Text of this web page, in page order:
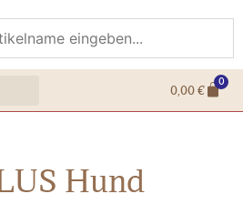
0,00€
0
Hund